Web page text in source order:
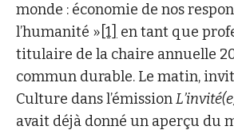
monde : économie de nos
l’humanité » [1] en tant que
titulaire de la chaire annuelle
commun durable. Le matin,
Culture dans l’émission
avait déjà donné un aperçu du